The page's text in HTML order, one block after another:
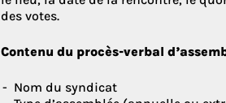
des votes.
Contenu du procès-verbal
Nom du syndicat